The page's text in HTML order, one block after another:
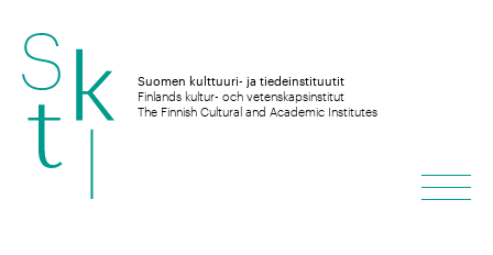
Hyppää
sisältöön
Suomen kulttuuri- ja tiedeinstituutit
Finlands kultur- och vetenskapsinstitut
The Finnish Cultural and Academic Institutes